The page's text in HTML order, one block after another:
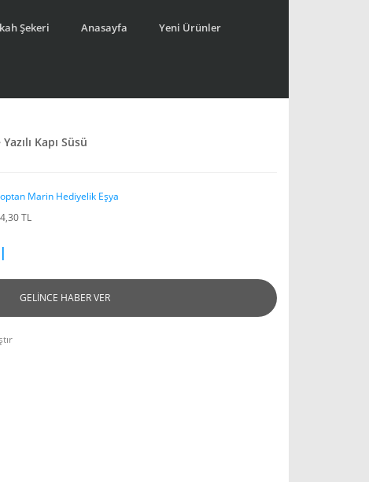
Şekeri Anasayfa Yeni Ürünler
Kapı Süsü
Marin Hediyelik Eşya
TL
GELİNCE HABER VER